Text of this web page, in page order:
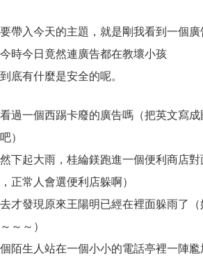
帶入今天的主題，就是剛我看到一個廣
時今日竟然連廣告都在教壞小孩
底有什麼是安全的呢。
過一個西踢卡廢的廣告嗎（把英文寫
）
下起大雨，桂綸鎂跑進一個便利商店
正常人會選便利店躲啊）
才發現原來王陽明已經在裡面躲雨了
～～）
陌生人站在一個小小的電話亭裡一陣尷